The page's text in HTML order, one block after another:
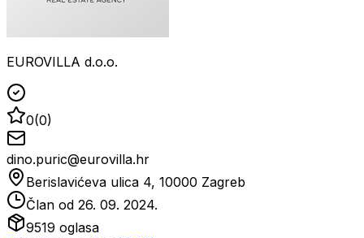
EUROVILLA d.o.o.
0(0)
dino.puric@eurovilla.hr
Berislavićeva ulica 4, 10000 Zagreb
Član od 26. 09. 2024.
9519 oglasa